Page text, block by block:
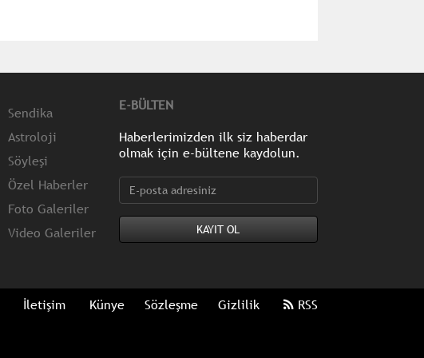
Sendika
Astroloji
Söyleşi
Özel Haberler
Foto Galeriler
Video Galeriler
E-BÜLTEN
Haberlerimizden ilk siz haberdar
olmak için e-bültene kaydolun.
İletişim Künye Sözleşme Gizlilik RSS